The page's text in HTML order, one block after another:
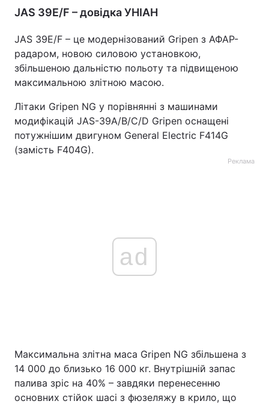
JAS 39E/F – довідка УНІАН
JAS 39E/F – це модернізований Gripen з АФАР-
радаром, новою силовою установкою,
збільшеною дальністю польоту та підвищеною
максимальною злітною масою.
Літаки Gripen NG у порівнянні з машинами
модифікацій JAS-39A/B/C/D Gripen оснащені
потужнішим двигуном General Electric F414G
(замість F404G).
Реклама
ad
Максимальна злітна маса Gripen NG збільшена з
14 000 до близько 16 000 кг. Внутрішній запас
палива зріс на 40% – завдяки перенесенню
основних стійок шасі з фюзеляжу в крило, що